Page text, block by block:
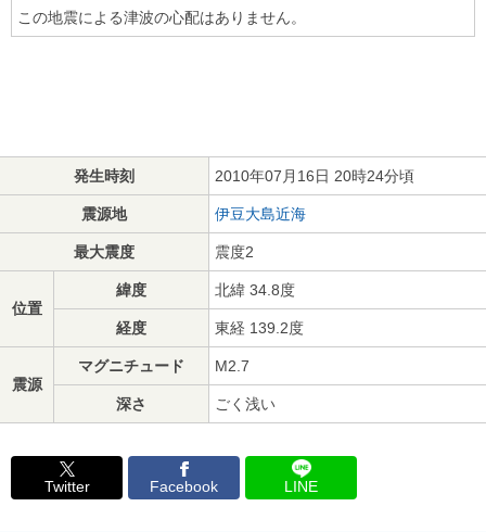
この地震による津波の心配はありません。
発生時刻 2010年07月16日 20時24分頃
震源地 伊豆大島近海
最大震度 震度2
位置
緯度 北緯 34.8度
経度 東経 139.2度
震源
マグニチュード M2.7
深さ ごく浅い
Twitter Facebook LINE